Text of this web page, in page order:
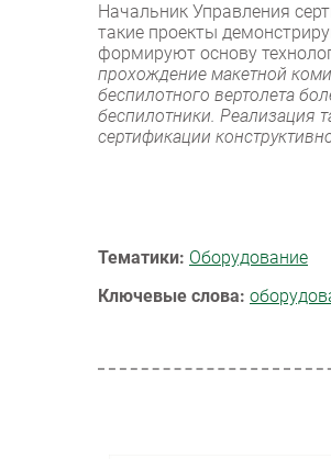
Начальник Управления
такие проекты
формируют основу
прохождение макетной
беспилотного вертолета
беспилотники. Реализация
сертификации
Тематики: Оборудование
Ключевые слова: